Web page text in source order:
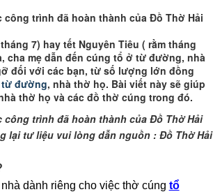
trình đã hoàn thành của Đồ Thờ Hải
7) hay tết Nguyên Tiêu ( rằm tháng
cha mẹ dẫn đến cúng tổ ở từ đường, nhà
đối với các bạn, từ số lượng lớn đồng
đường, nhà thờ họ. Bài viết này sẽ giúp
thờ họ và các đồ thờ cúng trong đó.
trình đã hoàn thành của Đồ Thờ Hải
lại tư liệu vui lòng dẫn nguồn : Đồ Thờ Hải
nhà dành riêng cho việc thờ cúng tổ